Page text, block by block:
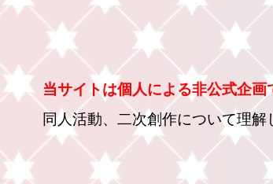
当サイトは個人による非公式企
同人活動、二次創作について理解